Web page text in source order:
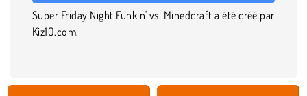
Super Friday Night Funkin' vs. Minedcraft a été créé par
Kiz10.com.